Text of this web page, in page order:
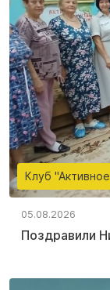
Клуб
05.08.2026
Поздравили